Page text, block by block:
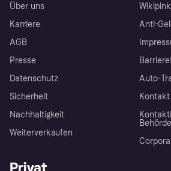
Über uns
Karriere
AGB
Presse
Datenschutz
Sicherheit
Nachhaltigkeit
Weiterverkaufen
Wikipink
Anti-
Auto-
Kontakt